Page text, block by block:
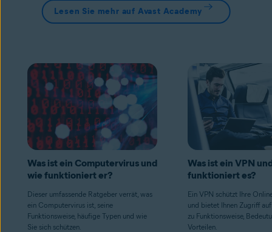
Lesen Sie mehr auf Avast Academy
Was ist ein Computervirus und
wie funktioniert er?
Dieser umfassende Ratgeber verrät, was
ein Computervirus ist, seine
Funktionsweise, häufige Typen und wie
Sie sich schützen.
Was ist ein VPN
funktioniert es?
Ein VPN schützt Ihre
und bietet Ihnen Zugriff
zu Funktionsweise,
Vorteilen.